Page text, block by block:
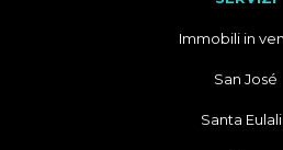
Immobili in
San José
Santa